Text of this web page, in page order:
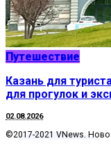
Путешествие
Казань для
для прогулок и
02.08.2026
©2017-2021 VNews.